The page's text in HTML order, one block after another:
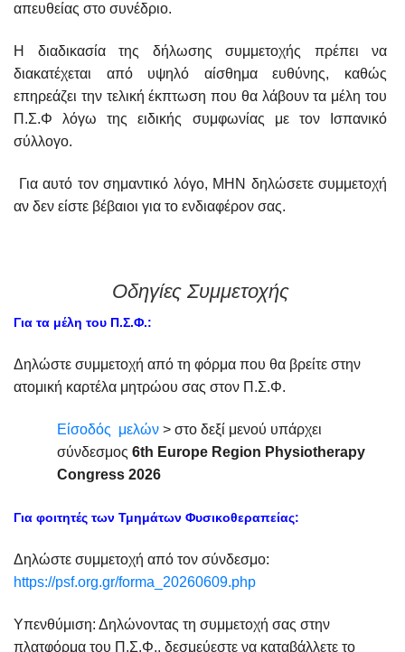
απευθείας στο συνέδριο.
Η διαδικασία της δήλωσης συμμετοχής πρέπει να
διακατέχεται από υψηλό αίσθημα ευθύνης, καθώς
επηρεάζει την τελική έκπτωση που θα λάβουν τα μέλη του
Π.Σ.Φ λόγω της ειδικής συμφωνίας με τον Ισπανικό
σύλλογο.
Για αυτό τον σημαντικό λόγο, ΜΗΝ δηλώσετε συμμετοχή
αν δεν είστε βέβαιοι για το ενδιαφέρον σας.
Οδηγίες Συμμετοχής
Για τα μέλη του Π.Σ.Φ.:
Δηλώστε συμμετοχή από τη φόρμα που θα βρείτε στην
ατομική καρτέλα μητρώου σας στον Π.Σ.Φ.
Είσοδός μελών > στο δεξί μενού υπάρχει
σύνδεσμος 6th Europe Region Physiotherapy
Congress 2026
Για φοιτητές των Τμημάτων Φυσικοθεραπείας:
Δηλώστε συμμετοχή από τον σύνδεσμο:
https://psf.org.gr/forma_20260609.php
Υπενθύμιση: Δηλώνοντας τη συμμετοχή σας στην
πλατφόρμα του Π.Σ.Φ., δεσμεύεστε να καταβάλλετε το